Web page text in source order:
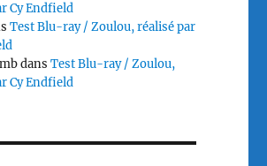
Cy Endfield
Test Blu-ray / Zoulou, réalisé par
dansTest Blu-ray / Zoulou,
Cy Endfield